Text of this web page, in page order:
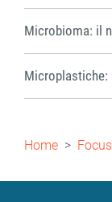
Microbioma: il
Microplastiche:
Briciole
Home Focus